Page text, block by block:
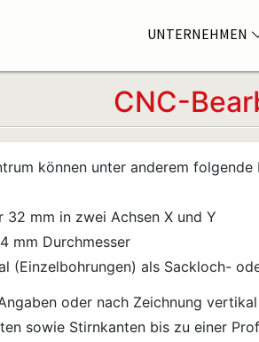
UNTERNEHMEN
CNC-
können unter anderem
32 mm in zwei Achsen X und Y
mm Durchmesser
(Einzelbohrungen) als Sackloch-
oder nach Zeichnung vertikal
sowie Stirnkanten bis zu einer